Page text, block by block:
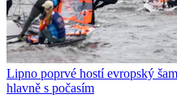
Lipno poprvé hostí evropský
hlavně s počasím